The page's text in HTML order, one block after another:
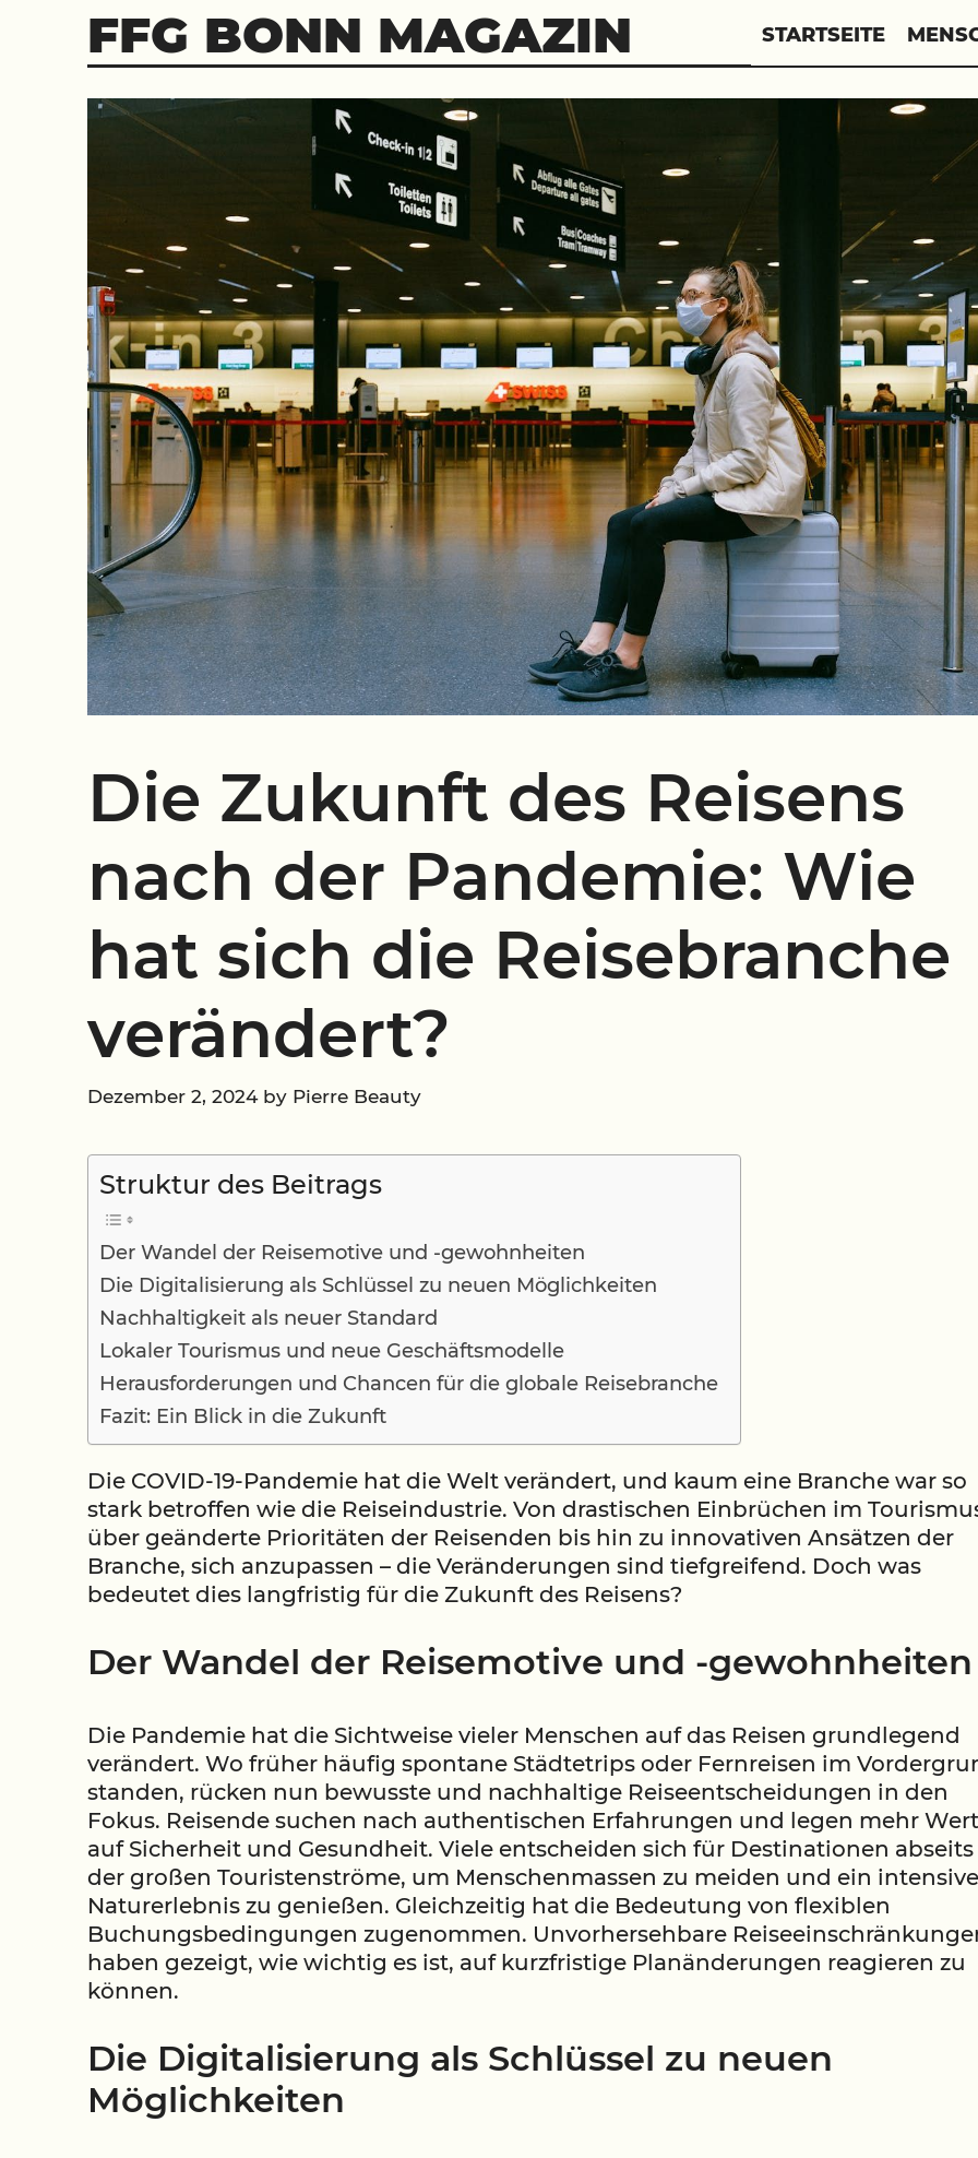
FFG BONN MAGAZIN STARTSEITE
Die Zukunft des Reisens
nach der Pandemie: Wie
hat sich die Reisebranche
verändert?
Dezember 2, 2024 by Pierre Beauty
Struktur des Beitrags
Der Wandel der Reisemotive und -gewohnheiten
Die Digitalisierung als Schlüssel zu neuen Möglichkeiten
Nachhaltigkeit als neuer Standard
Lokaler Tourismus und neue Geschäftsmodelle
Herausforderungen und Chancen für die globale Reisebranche
Fazit: Ein Blick in die Zukunft
Die COVID-19-Pandemie hat die Welt verändert, und kaum eine Branche war so
stark betroffen wie die Reiseindustrie. Von drastischen Einbrüchen im
über geänderte Prioritäten der Reisenden bis hin zu innovativen Ansätzen der
Branche, sich anzupassen – die Veränderungen sind tiefgreifend. Doch was
bedeutet dies langfristig für die Zukunft des Reisens?
Der Wandel der Reisemotive und -gewohnheiten
Die Pandemie hat die Sichtweise vieler Menschen auf das Reisen grundlegend
verändert. Wo früher häufig spontane Städtetrips oder Fernreisen im
standen, rücken nun bewusste und nachhaltige Reiseentscheidungen in den
Fokus. Reisende suchen nach authentischen Erfahrungen und legen mehr Wert
auf Sicherheit und Gesundheit. Viele entscheiden sich für Destinationen abseits
der großen Touristenströme, um Menschenmassen zu meiden und ein
Naturerlebnis zu genießen. Gleichzeitig hat die Bedeutung von flexiblen
Buchungsbedingungen zugenommen. Unvorhersehbare
haben gezeigt, wie wichtig es ist, auf kurzfristige Planänderungen reagieren zu
können.
Die Digitalisierung als Schlüssel zu neuen
Möglichkeiten